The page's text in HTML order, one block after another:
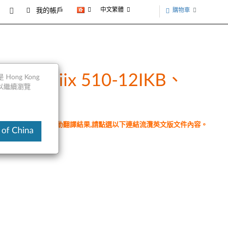
我的帳戶 中文繁體 購物車
、Miix 510-12IKB、
文件為翻譯程式自動翻譯結果,請點選以下連結流灠英文版文件內容。
Hong Kong
繼續瀏覽
China